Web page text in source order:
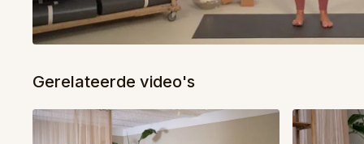
Gerelateerde video's